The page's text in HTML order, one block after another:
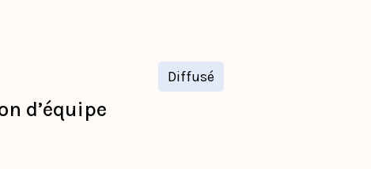
Diffusé
d’équipe